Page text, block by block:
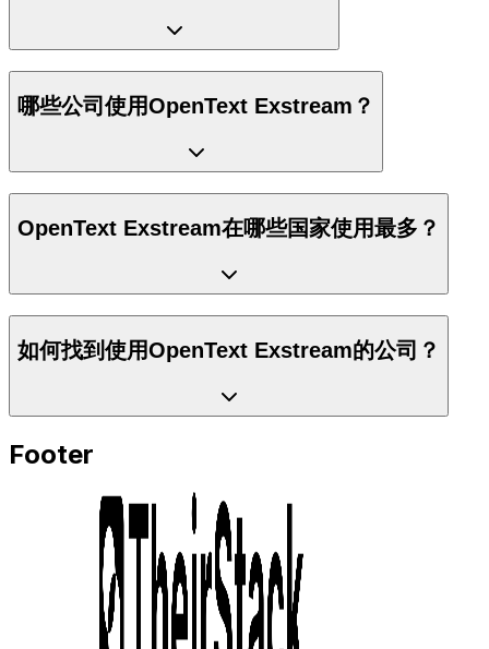
哪些公司使用OpenText Exstream？
OpenText Exstream在哪些国家使用最多？
如何找到使用OpenText Exstream的公司？
Footer